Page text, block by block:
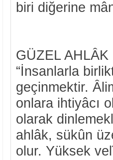
biri diğerine
GÜZEL AHLÂK
“İnsanlarla
geçinmektir.
onlara ihtiyâcı
olarak
ahlâk, sükûn
olur. Yüksek